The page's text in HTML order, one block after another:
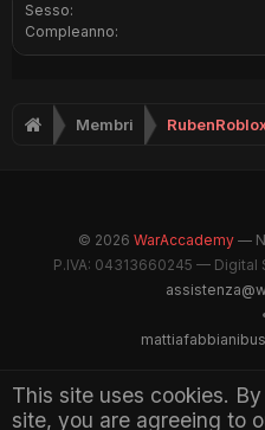
This site uses cookies.
site, you are agreeing to
Sesso:
Compleanno:
Membri
© 2026 WarAccademy —
P.IVA: 04313660245 — Digital
Maintained by